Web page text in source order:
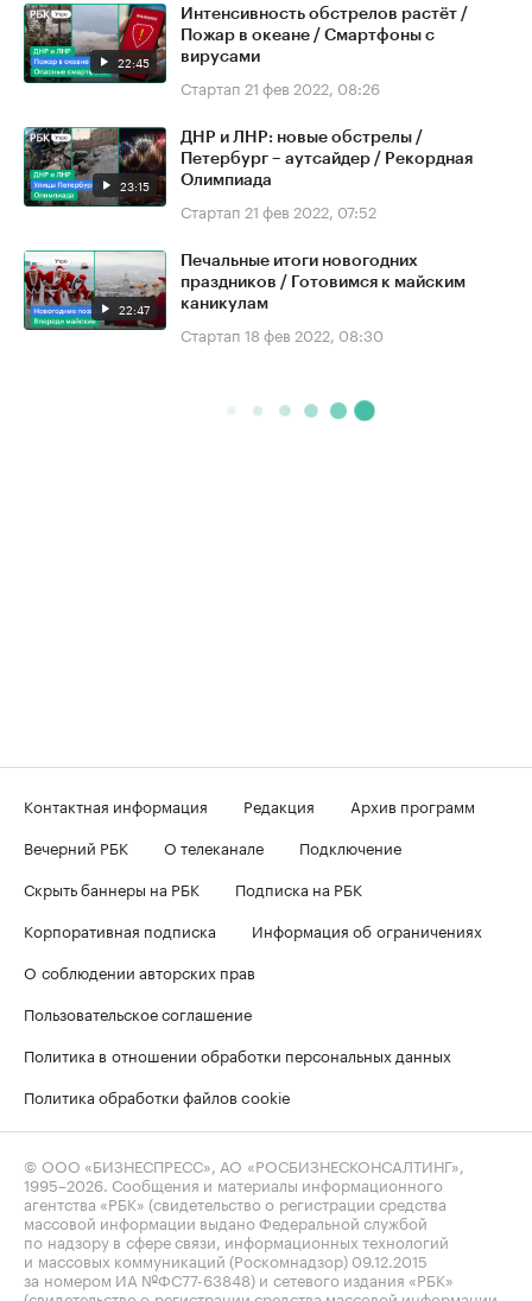
22:45
Интенсивность обстрелов растёт /
Пожар в океане / Смартфоны с
вирусами
Стартап 21 фев 2022, 08:26
23:15
ДНР и ЛНР: новые обстрелы /
Петербург – аутсайдер / Рекордная
Олимпиада
Стартап 21 фев 2022, 07:52
22:47
Печальные итоги новогодних
праздников / Готовимся к майским
каникулам
Стартап 18 фев 2022, 08:30
Контактная информация Редакция
Архив программ
Вечерний РБК
О телеканале
Подключение
Скрыть баннеры на РБК
Подписка на РБК
Корпоративная подписка
Информация об ограничениях
О соблюдении авторских прав
Пользовательское соглашение
Политика в отношении обработки персональных данных
Политика обработки файлов cookie
© ООО «БИЗНЕСПРЕСС», АО «РОСБИЗНЕСКОНСАЛТИНГ»,
1995–2026 . Сообщения и материалы информационного
агентства «РБК» (свидетельство о регистрации средства
массовой информации выдано Федеральной службой
по надзору в сфере связи, информационных технологий
и массовых коммуникаций (Роскомнадзор) 09.12.2015
за номером ИА №ФС77-63848) и сетевого издания «РБК»